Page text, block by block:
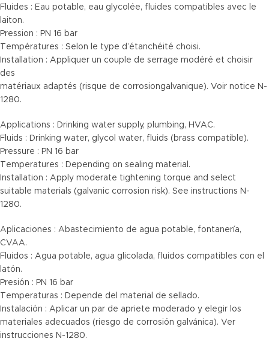
Fluides : Eau potable, eau glycolée, fluides compatibles avec le
laiton.
Pression : PN 16 bar
Températures : Selon le type d’étanchéité choisi.
Installation : Appliquer un couple de serrage modéré et choisir
des
matériaux adaptés (risque de corrosiongalvanique). Voir notice N-
1280.
Applications : Drinking water supply, plumbing, HVAC.
Fluids : Drinking water, glycol water, fluids (brass compatible).
Pressure : PN 16 bar
Temperatures : Depending on sealing material.
Installation : Apply moderate tightening torque and select
suitable materials (galvanic corrosion risk). See instructions N-
1280.
Aplicaciones : Abastecimiento de agua potable, fontanería,
CVAA.
Fluidos : Agua potable, agua glicolada, fluidos compatibles con el
latón.
Presión : PN 16 bar
Temperaturas : Depende del material de sellado.
Instalación : Aplicar un par de apriete moderado y elegir los
materiales adecuados (riesgo de corrosión galvánica). Ver
instrucciones N-1280.